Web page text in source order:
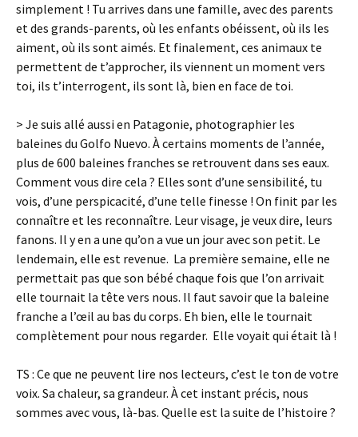
simplement ! Tu arrives dans une famille, avec des parents
et des grands-parents, où les enfants obéissent, où ils les
aiment, où ils sont aimés. Et finalement, ces animaux te
permettent de t’approcher, ils viennent un moment vers
toi, ils t’interrogent, ils sont là, bien en face de toi.
> Je suis allé aussi en Patagonie, photographier les
baleines du Golfo Nuevo. À certains moments de l’année,
plus de 600 baleines franches se retrouvent dans ses eaux.
Comment vous dire cela ? Elles sont d’une sensibilité, tu
vois, d’une perspicacité, d’une telle finesse ! On finit par les
connaître et les reconnaître. Leur visage, je veux dire, leurs
fanons. Il y en a une qu’on a vue un jour avec son petit. Le
lendemain, elle est revenue. La première semaine, elle ne
permettait pas que son bébé chaque fois que l’on arrivait
elle tournait la tête vers nous. Il faut savoir que la baleine
franche a l’œil au bas du corps. Eh bien, elle le tournait
complètement pour nous regarder. Elle voyait qui était là !
TS : Ce que ne peuvent lire nos lecteurs, c’est le ton de votre
voix. Sa chaleur, sa grandeur. À cet instant précis, nous
sommes avec vous, là-bas. Quelle est la suite de l’histoire ?